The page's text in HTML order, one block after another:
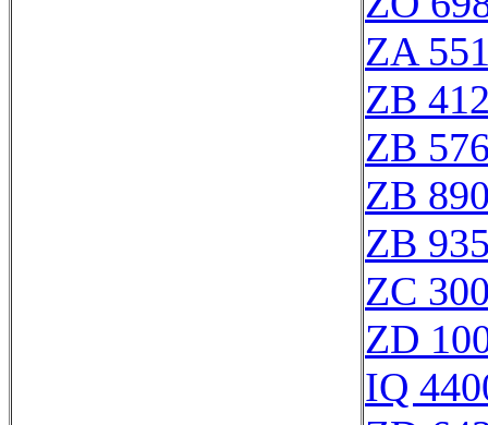
ZA
ZB
ZB
ZB
ZB
ZC
ZD
IQ